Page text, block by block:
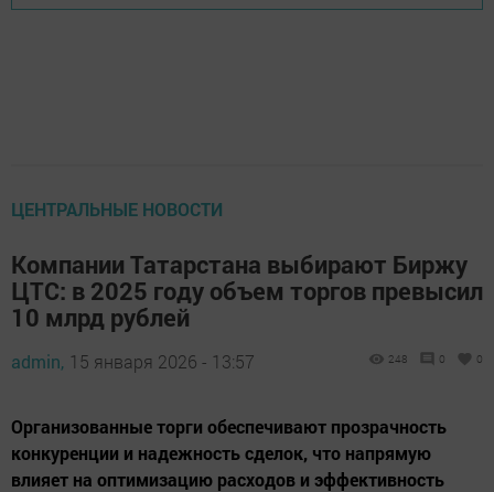
ЦЕНТРАЛЬНЫЕ НОВОСТИ
Компании Татарстана выбирают Биржу
ЦТС: в 2025 году объем торгов превысил
10 млрд рублей
admin, 15 января 2026 - 13:57 248 0 0
Организованные торги обеспечивают прозрачность
конкуренции и надежность сделок, что напрямую
влияет на оптимизацию расходов и эффективность